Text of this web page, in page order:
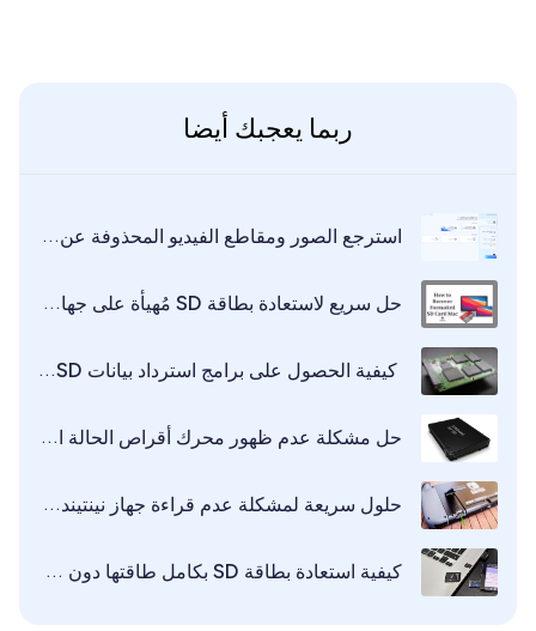
ربما يعجبك أيضا
استرجع الصور ومقاطع الفيديو المحذوفة عن طريق الخطأ من بطاقة GoPro SD
حل سريع لاستعادة بطاقة SD مُهيأة على جهاز Mac
كيفية الحصول على برامج استرداد بيانات SSD مجانية [2025]
حل مشكلة عدم ظهور محرك أقراص الحالة الصلبة (SSD) في نظام التشغيل ويندوز 10/11
حلول سريعة لمشكلة عدم قراءة جهاز نينتيندو سويتش (Nintendo Switch) لبطاقة ذاكرة SD
كيفية استعادة بطاقة SD بكامل طاقتها دون فقد البيانات